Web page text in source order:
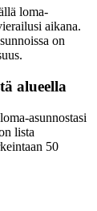
loma-
aikana.
on
alueella
asunnostasi
lista
50